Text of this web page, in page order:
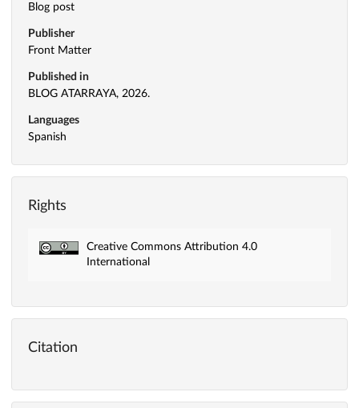
Blog post
Publisher
Front Matter
Published in
BLOG ATARRAYA, 2026.
Languages
Spanish
Rights
Creative Commons Attribution 4.0
International
Citation